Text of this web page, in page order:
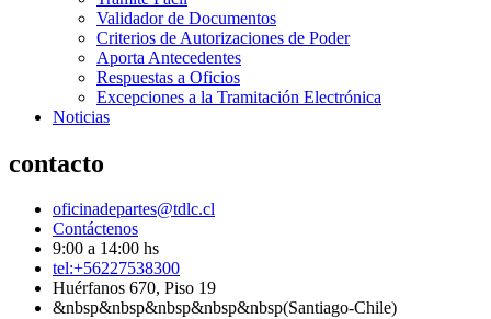
Validador de Documentos
Criterios de Autorizaciones de Poder
Aporta Antecedentes
Respuestas a Oficios
Excepciones a la Tramitación Electrónica
Noticias
contacto
oficinadepartes@tdlc.cl
Contáctenos
9:00 a 14:00 hs
tel:+56227538300
Huérfanos 670, Piso 19
&nbsp&nbsp&nbsp&nbsp&nbsp(Santiago-Chile)